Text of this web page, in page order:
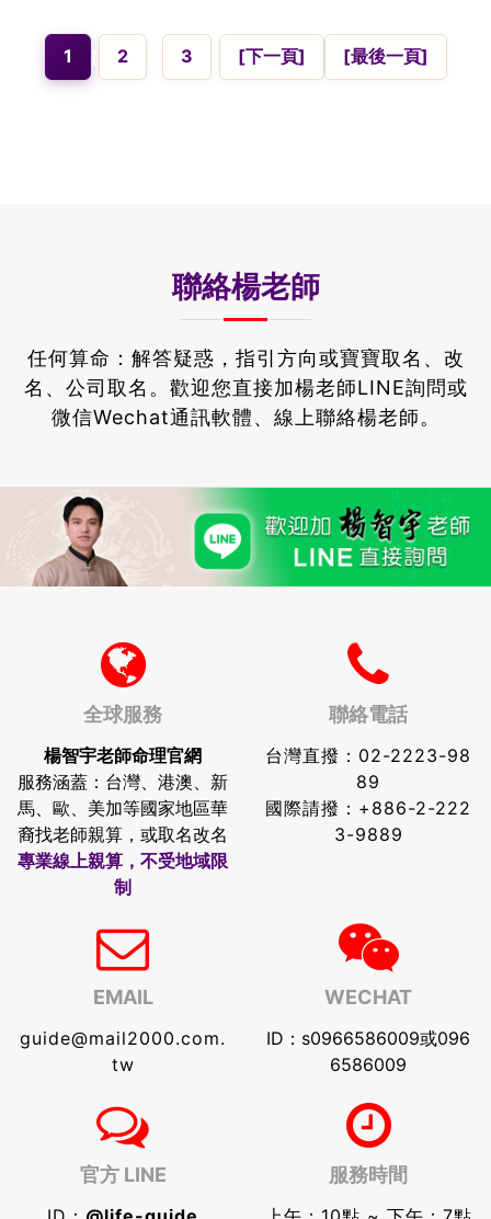
1 2 3 [下一頁] [最後一頁]
聯絡楊老師
任何算命：解答疑惑，指引方向或寶寶取名、改
名、公司取名。 歡迎您直接加楊老師LINE詢問或
微信Wechat通訊軟體、線上聯絡楊老師。
全球服務
楊智宇老師命理官網
服務涵蓋：台灣、港澳、新
馬、歐、美加等國家地區華
裔找老師親算，或取名改名
專業線上親算，不受地域限
制
聯絡電話
台灣直撥： 02-2223-98
89
國際請撥： +886-2-222
3-9889
EMAIL
guide@mail2000.com.
tw
WECHAT
ID：s0966586009或096
6586009
官方 LINE 服務時間